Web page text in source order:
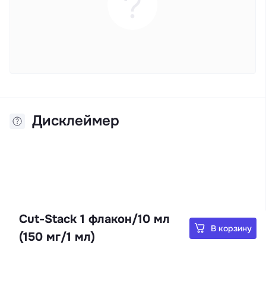
Дисклеймер
Cut-Stack 1 флакон/10 мл
(150 мг/1 мл)
В корзину